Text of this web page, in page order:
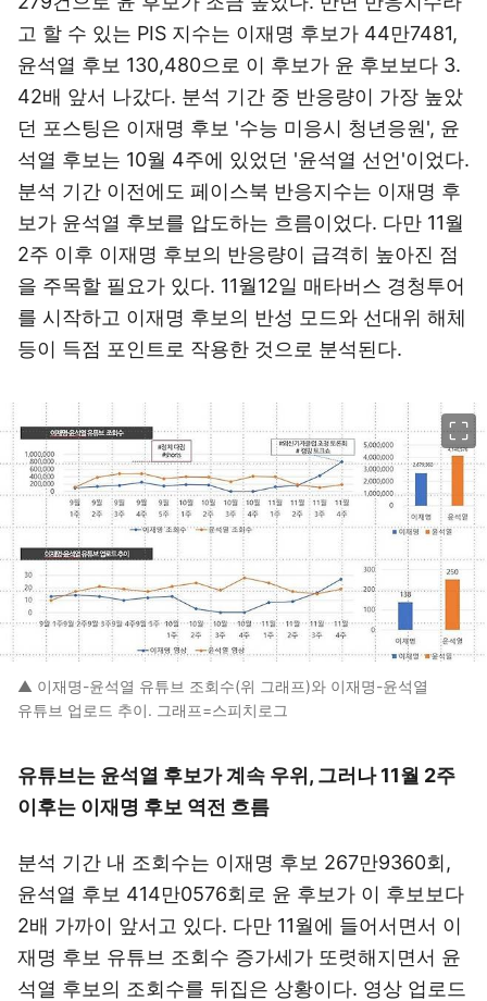
고 할 수 있는 PIS 지수는 이재명 후보가 44만7481,
윤석열 후보 130,480으로 이 후보가 윤 후보보다 3.
42배 앞서 나갔다. 분석 기간 중 반응량이 가장 높았
던 포스팅은 이재명 후보 '수능 미응시 청년응원', 윤
석열 후보는 10월 4주에 있었던 '윤석열 선언'이었다.
분석 기간 이전에도 페이스북 반응지수는 이재명 후
보가 윤석열 후보를 압도하는 흐름이었다. 다만 11월
2주 이후 이재명 후보의 반응량이 급격히 높아진 점
을 주목할 필요가 있다. 11월12일 매타버스 경청투어
를 시작하고 이재명 후보의 반성 모드와 선대위 해체
등이 득점 포인트로 작용한 것으로 분석된다.
▲ 이재명-윤석열 유튜브 조회수(위 그래프)와 이재명-윤석열
유튜브 업로드 추이. 그래프=스피치로그
유튜브는 윤석열 후보가 계속 우위, 그러나 11월 2주
이후는 이재명 후보 역전 흐름
분석 기간 내 조회수는 이재명 후보 267만9360회,
윤석열 후보 414만0576회로 윤 후보가 이 후보보다
2배 가까이 앞서고 있다. 다만 11월에 들어서면서 이
재명 후보 유튜브 조회수 증가세가 또렷해지면서 윤
석열 후보의 조회수를 뒤집은 상황이다. 영상 업로드